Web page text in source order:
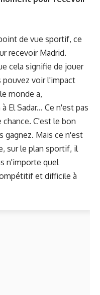
de vue sportif, ce
recevoir Madrid.
cela signifie de jouer
pouvez voir l'impact
monde a,
El Sadar... Ce n'est pas
C'est le bon
gagnez. Mais ce n'est
sur le plan sportif, il
n'importe quel
et difficile à